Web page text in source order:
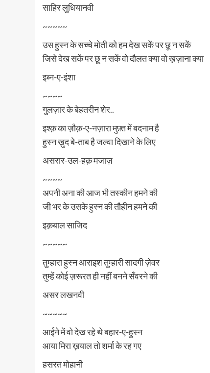
साहिर लुधियानवी
~~~~~
उस हुस्न के सच्चे मोती को हम देख सकें पर छू न सकें
जिसे देख सकें पर छू न सकें वो दौलत क्या वो ख़ज़ाना क्या
इब्न-ए-इंशा
~~~~
गुलज़ार के बेहतरीन शेर..
इश्क़ का ज़ौक़-ए-नज़ारा मुफ़्त में बदनाम है
हुस्न ख़ुद बे-ताब है जल्वा दिखाने के लिए
असरार-उल-हक़ मजाज़
~~~~
अपनी अना की आज भी तस्कीन हमने की
जी भर के उसके हुस्न की तौहीन हमने की
इक़बाल साजिद
~~~~~
तुम्हारा हुस्न आराइश तुम्हारी सादगी ज़ेवर
तुम्हें कोई ज़रूरत ही नहीं बनने सँवरने की
असर लखनवी
~~~~~
आईने में वो देख रहे थे बहार-ए-हुस्न
आया मिरा ख़याल तो शर्मा के रह गए
हसरत मोहानी